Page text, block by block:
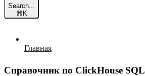
Search...
⌘ K
Главная
Справочник по ClickHouse SQL